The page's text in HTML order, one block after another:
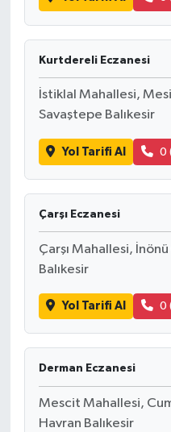
Kurtdereli Eczanesi
İstiklal Mahallesi,
Savaştepe Balıkesir
Yol Tarifi Al 0
Çarşı Eczanesi
Çarşı Mahallesi,
Balıkesir
Yol Tarifi Al 0
Derman Eczanesi
Mescit Mahallesi,
Havran Balıkesir